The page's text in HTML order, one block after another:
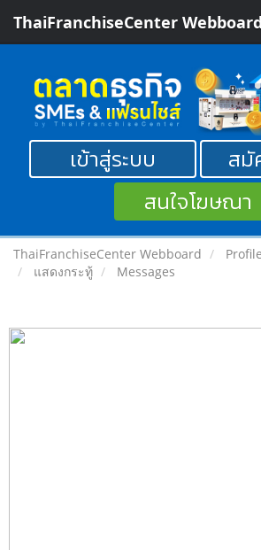
ThaiFranchiseCenter Webboard
เข้าสู่ระบบ
สมั
สนใจโฆษณา
ThaiFranchiseCenter Webboard
แสดงกระทู้
Messages